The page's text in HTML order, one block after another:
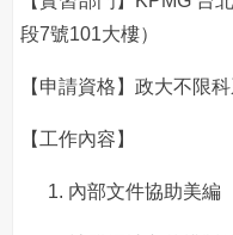
段7號101大樓）
【申請資格】政大不限
【工作內容】
內部文件協助美編